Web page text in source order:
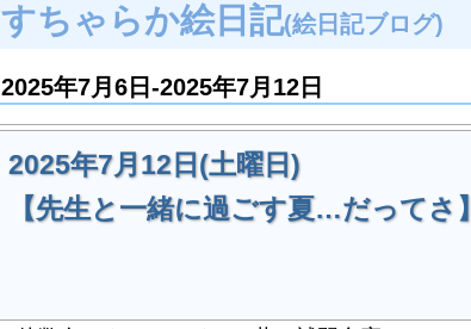
すちゃらか絵日記(絵日記ブログ)
2025年7月6日-2025年7月12日
2025年7月12日(土曜日)
【先生と一緒に過ごす夏…だってさ】